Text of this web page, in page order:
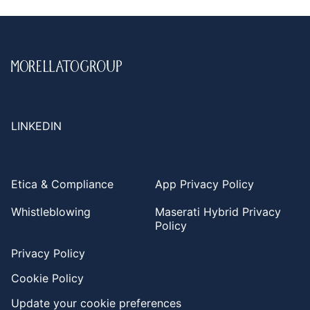
LINKEDIN
Etica & Compliance
App Privacy Policy
Whistleblowing
Maserati Hybrid Privacy
Policy
Privacy Policy
Cookie Policy
Update your cookie preferences